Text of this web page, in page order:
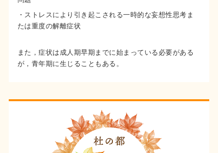
・ストレスにより引き起こされる一時的な妄想性思考ま
たは重度の解離症状
また，症状は成人期早期までに始まっている必要がある
が，青年期に生じることもある。